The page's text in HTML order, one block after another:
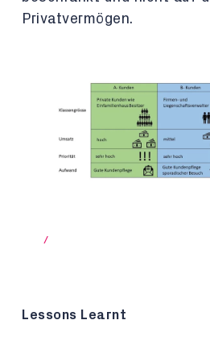
Privatvermögen.
/
Lessons Learnt